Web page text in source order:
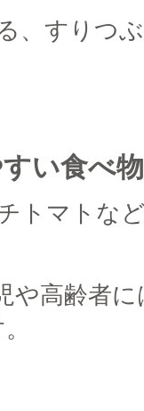
、すりつ
い食べ物
トマトな
や高齢者に